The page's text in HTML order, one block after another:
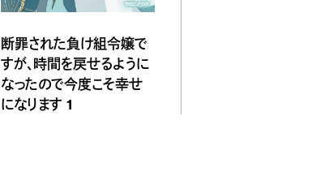
断罪された負け組令嬢で
すが、時間を戻せるように
なったので今度こそ幸せ
になります 1